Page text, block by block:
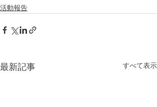
活動報告
最新記事 すべて表示